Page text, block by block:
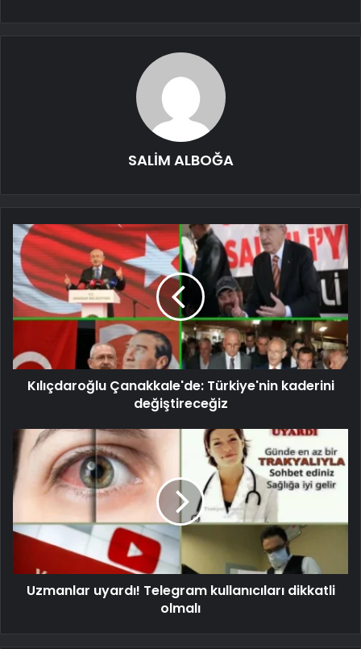
SALİM ALBOĞA
Kılıçdaroğlu Çanakkale'de: Türkiye'nin kaderini
değiştireceğiz
Uzmanlar uyardı! Telegram kullanıcıları dikkatli
olmalı